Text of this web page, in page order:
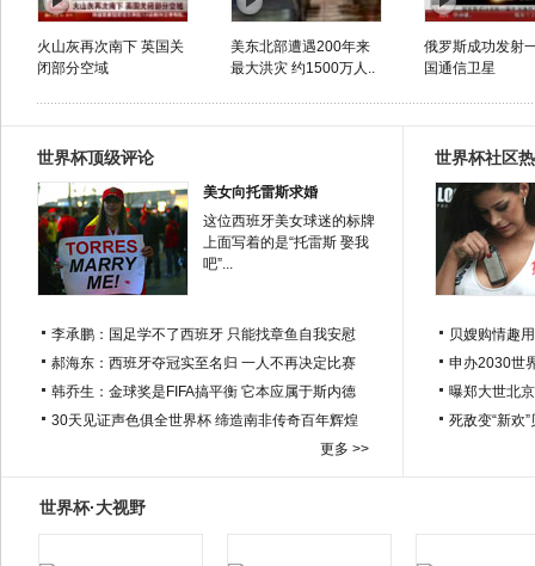
火山灰再次南下 英国关
闭部分空域
美东北部遭遇200年来
最大洪灾 约1500万人..
俄罗斯成功发射
国通信卫星
世界杯顶级评论
美女向托雷斯求婚
这位西班牙美女球迷的标牌
上面写着的是“托雷斯 娶我
吧”...
李承鹏：国足学不了西班牙 只能找章鱼自我安慰
郝海东：西班牙夺冠实至名归 一人不再决定比赛
韩乔生：金球奖是FIFA搞平衡 它本应属于斯内德
30天见证声色俱全世界杯 缔造南非传奇百年辉煌
更多 >>
世界杯社区
贝嫂购情趣
申办2030世
曝郑大世北
死敌变“新欢
世界杯·大视野